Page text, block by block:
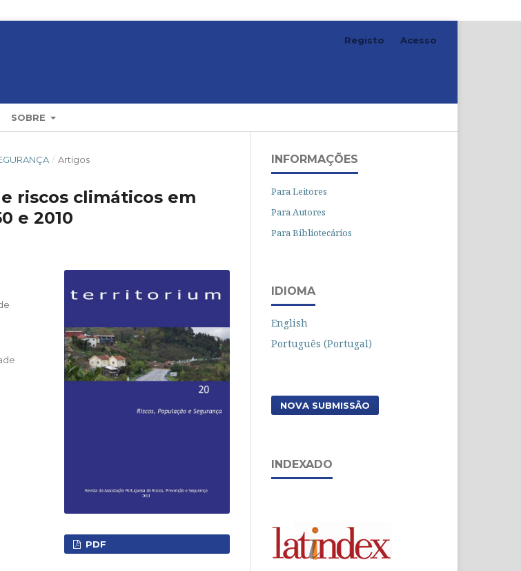
SOBRE
Registo Acesso
/ Artigos
riscos climáticos em
e 2010
PDF
INFORMAÇÕES
Para Leitores
Para Autores
Para Bibliotecários
IDIOMA
English
Português (Portugal)
NOVA SUBMISSÃO
INDEXADO